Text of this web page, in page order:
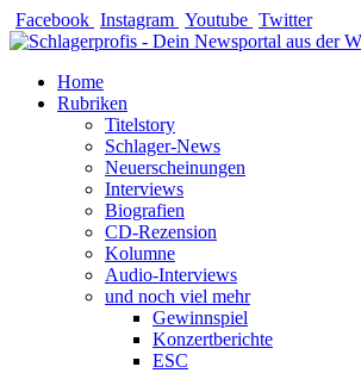
Zum
Inhalt
Facebook Instagram Youtube Twitter
Home
Rubriken
Titelstory
Schlager-News
Neuerscheinungen
Interviews
Biografien
CD-Rezension
Kolumne
Audio-Interviews
und noch viel mehr
Gewinnspiel
Konzertberichte
ESC